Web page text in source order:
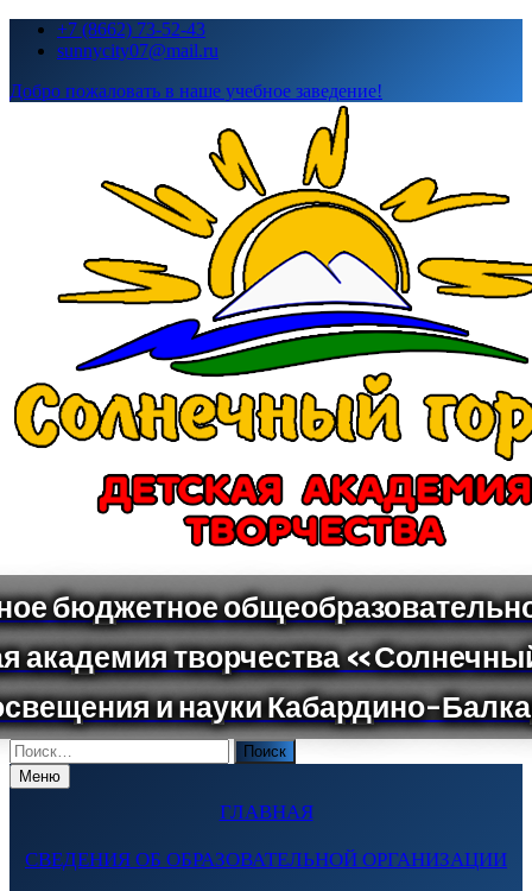
Перейти+7 (8662) 73-52-43
sunnycity07@mail.ru
Добро пожаловать в наше учебное заведение!
Поиск
по:Меню
ГЛАВНАЯ
СВЕДЕНИЯ ОБ ОБРАЗОВАТЕЛЬНОЙ ОРГАНИЗАЦИИ